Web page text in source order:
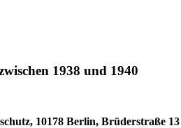
1938 und 1940
10178 Berlin, Brüderstraße 13